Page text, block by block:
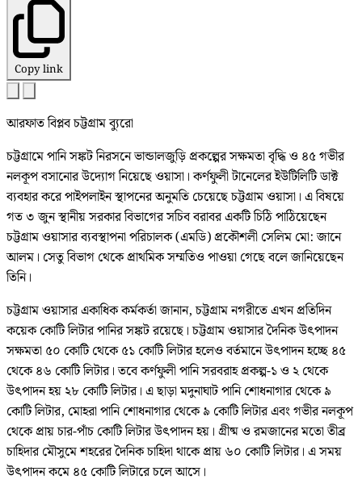
Copy link
আরফাত বিপ্লব চট্টগ্রাম ব্যুরো
চট্টগ্রামে পানি সঙ্কট নিরসনে ভান্ডালজুড়ি প্রকল্পের সক্ষমতা বৃদ্ধি ও ৪৫ গভীর
নলকূপ বসানোর উদ্যোগ নিয়েছে ওয়াসা। কর্ণফুলী টানেলের ইউটিলিটি ডাক্ট
ব্যবহার করে পাইপলাইন স্থাপনের অনুমতি চেয়েছে চট্টগ্রাম ওয়াসা। এ বিষয়ে
গত ৩ জুন স্থানীয় সরকার বিভাগের সচিব বরাবর একটি চিঠি পাঠিয়েছেন
চট্টগ্রাম ওয়াসার ব্যবস্থাপনা পরিচালক (এমডি) প্রকৌশলী সেলিম মো: জানে
আলম। সেতু বিভাগ থেকে প্রাথমিক সম্মতিও পাওয়া গেছে বলে জানিয়েছেন
তিনি।
চট্টগ্রাম ওয়াসার একাধিক কর্মকর্তা জানান, চট্টগ্রাম নগরীতে এখন প্রতিদিন
কয়েক কোটি লিটার পানির সঙ্কট রয়েছে। চট্টগ্রাম ওয়াসার দৈনিক উৎপাদন
সক্ষমতা ৫০ কোটি থেকে ৫১ কোটি লিটার হলেও বর্তমানে উৎপাদন হচ্ছে ৪৫
থেকে ৪৬ কোটি লিটার। তবে কর্ণফুলী পানি সরবরাহ প্রকল্প-১ ও ২ থেকে
উৎপাদন হয় ২৮ কোটি লিটার। এ ছাড়া মদুনাঘাট পানি শোধনাগার থেকে ৯
কোটি লিটার, মোহরা পানি শোধনাগার থেকে ৯ কোটি লিটার এবং গভীর নলকূপ
থেকে প্রায় চার-পাঁচ কোটি লিটার উৎপাদন হয়। গ্রীষ্ম ও রমজানের মতো তীব্র
চাহিদার মৌসুমে শহরের দৈনিক চাহিদা থাকে প্রায় ৬০ কোটি লিটার। এ সময়
উৎপাদন কমে ৪৫ কোটি লিটারে চলে আসে।